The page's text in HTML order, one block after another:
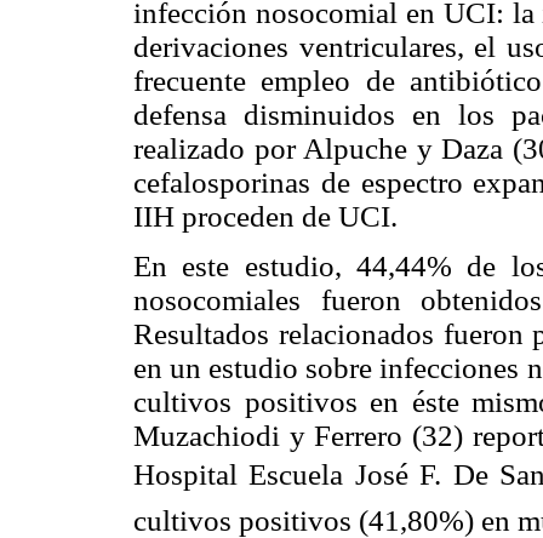
infección nosocomial en UCI: la
derivaciones ventriculares, el
frecuente empleo de
defensa disminuidos en los
realizado por Alpuche y Daza
cefalosporinas de espectro
IIH proceden de UCI.
En este estudio, 44,44% de
nosocomiales fueron
Resultados relacionados
en un estudio sobre infecciones
cultivos positivos en éste
Muzachiodi y Ferrero (32)
Hospital Escuela José F. De
cultivos positivos (41,80%) en